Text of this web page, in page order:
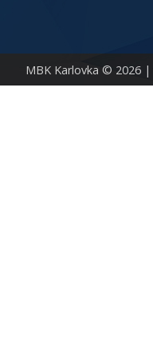
MBK Karlovka © 2026 |